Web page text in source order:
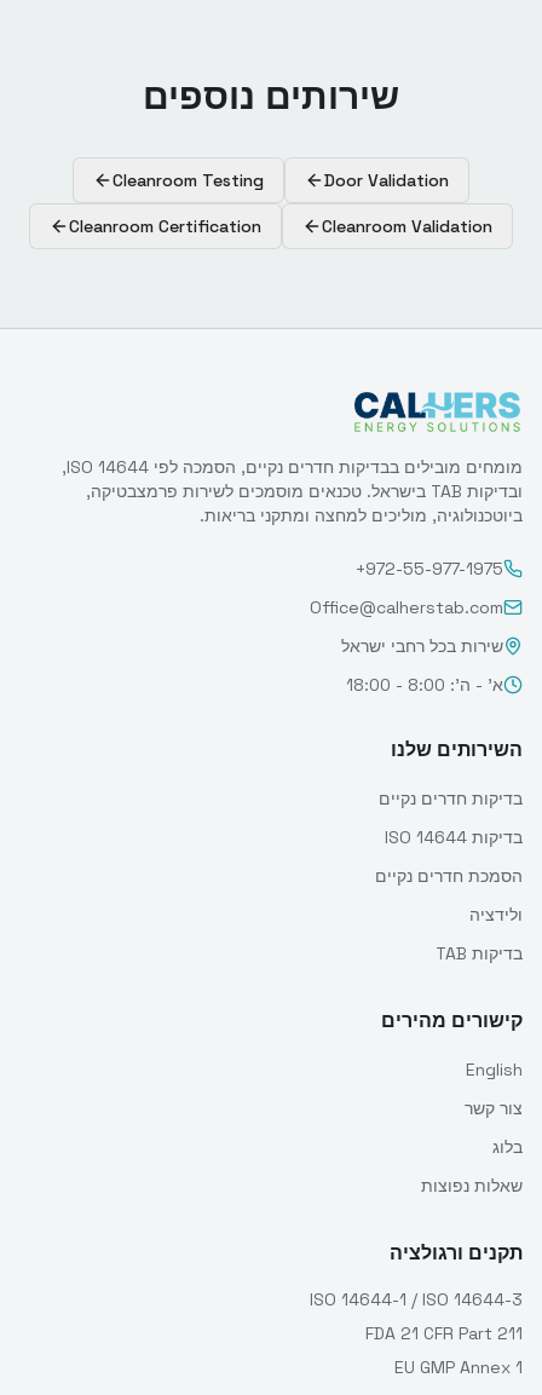
שירותים נוספים
Door Validation
Cleanroom Testing
Cleanroom Validation
Cleanroom Certification
מומחים מובילים בבדיקות חדרים נקיים, הסמכה לפי ISO 14644,
ובדיקות TAB בישראל. טכנאים מוסמכים לשירות פרמצבטיקה,
ביוטכנולוגיה, מוליכים למחצה ומתקני בריאות.
+972-55-977-1975
Office@calherstab.com
שירות בכל רחבי ישראל
א' - ה': 8:00 - 18:00
השירותים שלנו
בדיקות חדרים נקיים
בדיקות ISO 14644
הסמכת חדרים נקיים
ולידציה
בדיקות TAB
קישורים מהירים
English
צור קשר
בלוג
שאלות נפוצות
תקנים ורגולציה
ISO 14644-1 / ISO 14644-3
FDA 21 CFR Part 211
EU GMP Annex 1